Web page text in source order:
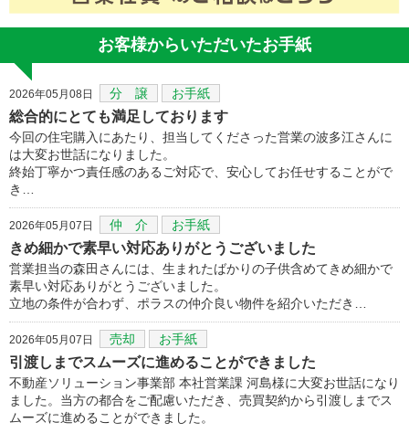
お客様からいただいたお手紙
2026年05月08日 分 譲 お手紙
総合的にとても満足しております
今回の住宅購入にあたり、担当してくださった営業の波多江さんに
は大変お世話になりました。
終始丁寧かつ責任感のあるご対応で、安心してお任せすることがで
き…
2026年05月07日 仲 介 お手紙
きめ細かで素早い対応ありがとうございました
営業担当の森田さんには、生まれたばかりの子供含めてきめ細かで
素早い対応ありがとうございました。
立地の条件が合わず、ポラスの仲介良い物件を紹介いただき…
2026年05月07日 売却 お手紙
引渡しまでスムーズに進めることができました
不動産ソリューション事業部 本社営業課 河島様に大変お世話になり
ました。当方の都合をご配慮いただき、売買契約から引渡しまでス
ムーズに進めることができました。